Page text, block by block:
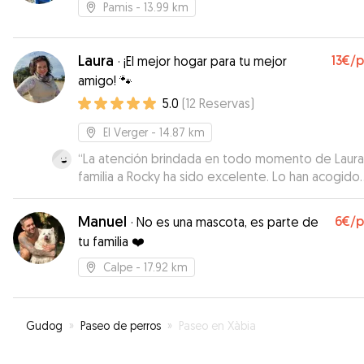
Pamis - 13.99 km
Laura · ¡El mejor hogar para tu mejor
amigo! 🐾
13€/
5.0 (12 Reservas)
El Verger - 14.87 km
“La atención brindada en todo momento de
familia a Rocky ha sido excelente. Lo han acogido
como uno más de su manada. He estado en
todos los días con Laura enviándome fotos de sus
paseos y estada en casa. Lo bueno de todo que
otros perros y niños que a pesar de mi
por ser Rocky arisco a los niños, los ha aceptado sin
ademas que lo tenian muy consentido je je! Además el
estar en casa es como si estuviese en la nuestra.
supuesto no dudaré en volvérlo a dejar al ccuidado de
Manuel · No es una mascota, es parte de
tu familia ❤️
6€/
Calpe - 17.92 km
Gudog » Paseo de perros » Paseo en Xàbia